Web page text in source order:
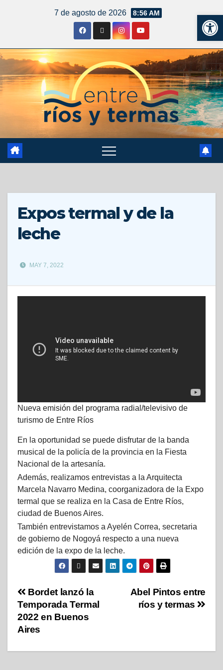
7 de agosto de 2026 8:56 AM
Expos termal y de la
leche
MAY 7, 2022
Nueva emisión del programa radial/televisivo de
turismo de Entre Ríos
En la oportunidad se puede disfrutar de la banda
musical de la policía de la provincia en la Fiesta
Nacional de la artesanía.
Además, realizamos entrevistas a la Arquitecta
Marcela Navarro Medina, coorganizadora de la Expo
termal que se realiza en la Casa de Entre Ríos,
ciudad de Buenos Aires.
También entrevistamos a Ayelén Correa, secretaria
de gobierno de Nogoyá respecto a una nueva
edición de la expo de la leche.
Abel Pintos entre
ríos y termas
Bordet lanzó la
Temporada Termal
2022 en Buenos
Aires